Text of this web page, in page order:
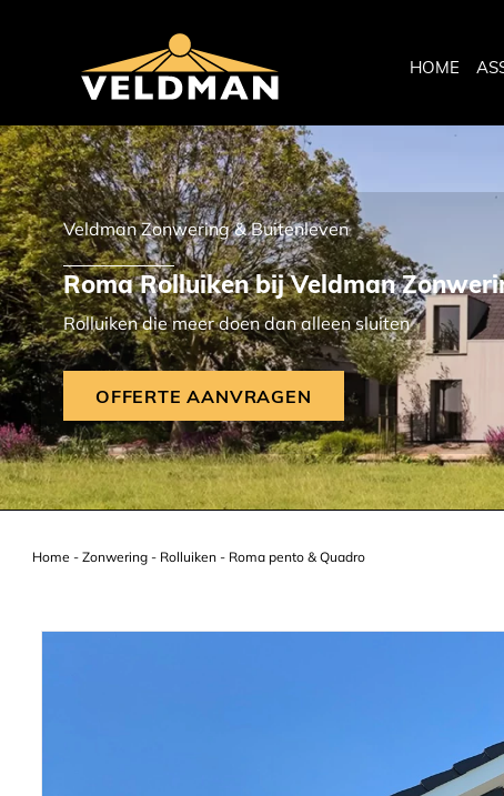
HOME
Veldman Zonwering & Buitenleven
Roma Rolluiken bij Veldman
Rolluiken die meer doen dan alleen sluiten
OFFERTE AANVRAGEN
Home -Zonwering - Rolluiken - Roma pento & Quadro